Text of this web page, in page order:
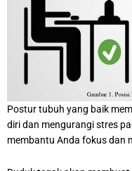
Postur tubuh yang baik
diri dan mengurangi stres
membantu Anda fokus dan